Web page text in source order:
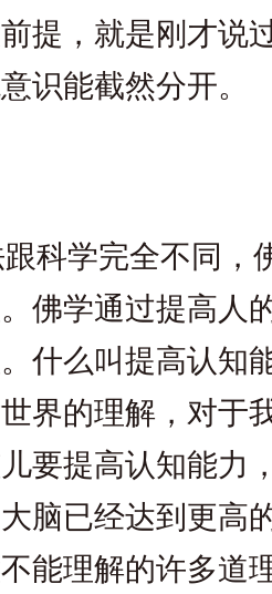
提，就是刚才说
识能截然分开。
科学完全不同，
佛学通过提高人
什么叫提高认知
界的理解，对于
要提高认知能力
脑已经达到更高
能理解的许多道